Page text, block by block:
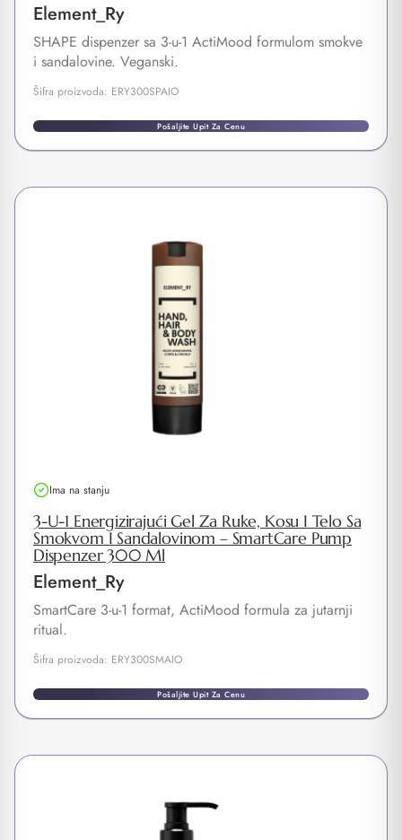
Element_Ry
SHAPE dispenzer sa 3-u-1 ActiMood formulom smokve
i sandalovine. Veganski.
Šifra proizvoda: ERY300SPAIO
Pošaljite Upit Za Cenu
Ima na stanju
3-U-1 Energizirajući Gel Za Ruke, Kosu I Telo Sa
Smokvom I Sandalovinom – SmartCare Pump
Dispenzer 300 Ml
Element_Ry
SmartCare 3-u-1 format, ActiMood formula za jutarnji
ritual.
Šifra proizvoda: ERY300SMAIO
Pošaljite Upit Za Cenu